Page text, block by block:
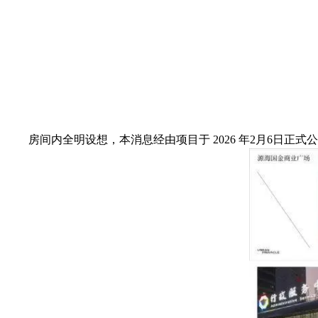
房间内全明设想，本消息经由项目于 2026 年2月6日正式